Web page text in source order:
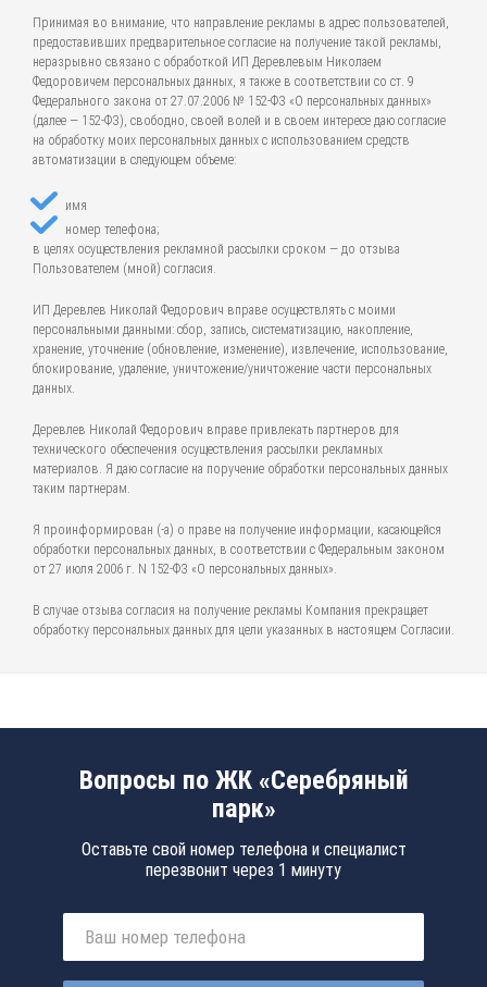
Принимая во внимание, что направление рекламы в адрес пользователей,
предоставивших предварительное согласие на получение такой рекламы,
неразрывно связано с обработкой ИП Деревлевым Николаем
Федоровичем персональных данных, я также в соответствии со ст. 9
Федерального закона от 27.07.2006 № 152-ФЗ «О персональных данных»
(далее — 152-ФЗ), свободно, своей волей и в своем интересе даю согласие
на обработку моих персональных данных с использованием средств
автоматизации в следующем объеме:
имя
номер телефона;
в целях осуществления рекламной рассылки сроком — до отзыва
Пользователем (мной) согласия.
ИП Деревлев Николай Федорович вправе осуществлять с моими
персональными данными: сбор, запись, систематизацию, накопление,
хранение, уточнение (обновление, изменение), извлечение, использование,
блокирование, удаление, уничтожение/уничтожение части персональных
данных.
Деревлев Николай Федорович вправе привлекать партнеров для
технического обеспечения осуществления рассылки рекламных
материалов. Я даю согласие на поручение обработки персональных данных
таким партнерам.
Я проинформирован (-а) о праве на получение информации, касающейся
обработки персональных данных, в соответствии с Федеральным законом
от 27 июля 2006 г. N 152-ФЗ «О персональных данных».
В случае отзыва согласия на получение рекламы Компания прекращает
обработку персональных данных для цели указанных в настоящем Согласии.
Вопросы по ЖК «Серебряный
парк»
Оставьте свой номер телефона и специалист
перезвонит через 1 минуту